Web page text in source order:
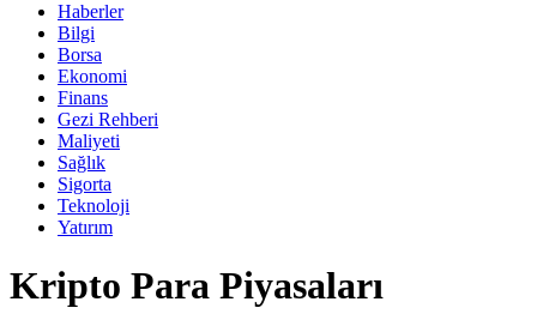
Haberler
Bilgi
Borsa
Ekonomi
Finans
Gezi Rehberi
Maliyeti
Sağlık
Sigorta
Teknoloji
Yatırım
Kripto Para Piyasaları